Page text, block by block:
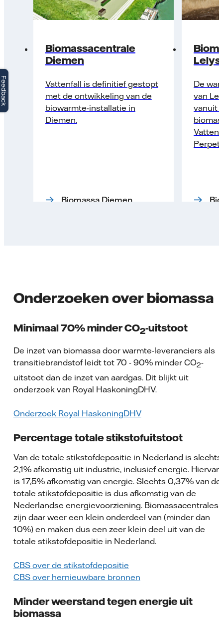
Biomassacentrale
Diemen
Vattenfall is definitief gestopt
met de ontwikkeling van de
biowarmte-installatie in
Diemen.
Biomassa Diemen
De
van
vanuit
Onderzoeken over biomassa
Minimaal 70% minder CO2-uitstoot
De inzet van biomassa door warmte-leveranciers als
transitiebrandstof leidt tot 70 - 90% minder CO2-
uitstoot dan de inzet van aardgas. Dit blijkt uit
onderzoek van Royal HaskoningDHV.
Onderzoek Royal HaskoningDHV
Percentage totale stikstofuitstoot
Van de totale stikstofdepositie in Nederland is slechts
2,1% afkomstig uit industrie, inclusief energie. Hiervan
is 17,5% afkomstig van energie. Slechts 0,37% van de
totale stikstofdepositie is dus afkomstig van de
Nederlandse energievoorziening. Biomassacentrales
zijn daar weer een klein onderdeel van (minder dan
10%) en maken dus een zeer klein deel uit van de
totale stikstofdepositie in Nederland.
CBS over de stikstofdepositie
CBS over hernieuwbare bronnen
Minder weerstand tegen energie uit
biomassa
Feedback